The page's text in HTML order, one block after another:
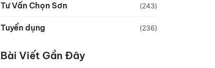
Tư Vấn Chọn Sơn (243)
Tuyển dụng (236)
Bài Viết Gần Đây